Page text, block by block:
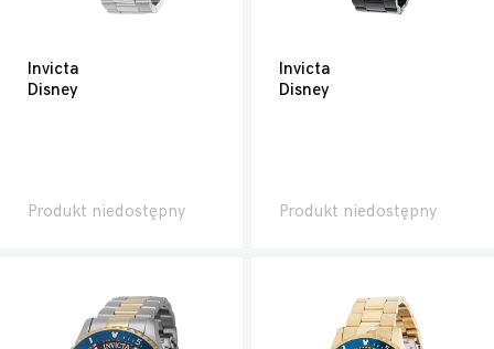
Invicta
Disney
Produkt niedostępny
Invicta
Disney
Produkt niedostępny